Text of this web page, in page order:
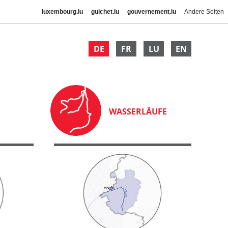
luxembourg.lu guichet.lu gouvernement.lu Andere Seiten
DE FR LU EN
WASSERLÄUFE